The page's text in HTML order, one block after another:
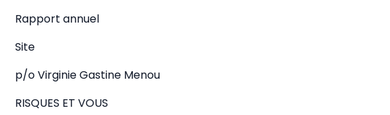
Rapport annuel
Site
p/o Virginie Gastine Menou
RISQUES ET VOUS